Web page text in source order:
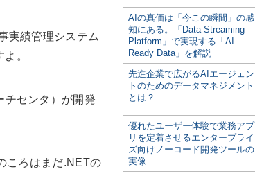
実績管理システム
。
チセンタ）が開発
ころはまだ.NETの
AIの真価は「今この瞬間」の感
知にある。「Data Streaming
Platform」で実現する「AI
Ready Data」を解説
先進企業で広がるAIエージェン
トのためのデータマネジメント
とは？
優れたユーザー体験で業務アプ
リを定着させるエンタープライ
ズ向けノーコード開発ツールの
実像